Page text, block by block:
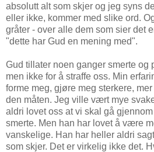
absolutt alt som skjer og jeg syns
eller ikke, kommer med slike ord.
gråter - over alle dem som sier det
"dette har Gud en mening med".
Gud tillater noen ganger smerte og
men ikke for å straffe oss. Min
forme meg, gjøre meg sterkere,
den måten. Jeg ville vært mye
aldri lovet oss at vi skal gå
smerte. Men han har lovet å være
vanskelige. Han har heller aldri
som skjer. Det er virkelig ikke det.